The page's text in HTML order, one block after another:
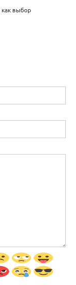
как выбор